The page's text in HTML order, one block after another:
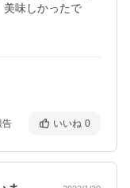
美味しかったで
告 いいね 0